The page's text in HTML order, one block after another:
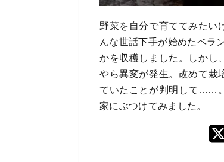
野菜を自分で育ててみたい
んな世話下手が始めたベラ
かを収穫しました。しかし
やら異変が発生。改めて栽
ていたことが判明して……
家にぶつけてみました。